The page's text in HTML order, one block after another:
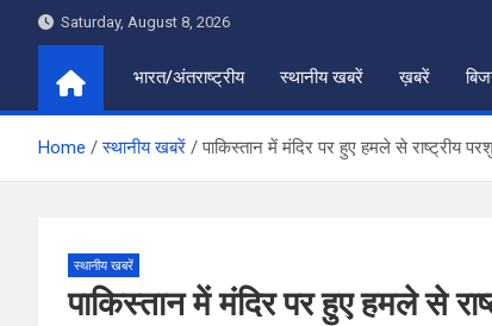
Saturday, August 8, 2026
भारत/अंतराष्ट्रीय स्थानीय खबरें ख़बरें
Home स्थानीय खबरें पाकिस्तान में मंदिर पर हुए हमले से राष्ट्रीय
स्थानीय खबरें
पाकिस्तान में मंदिर पर हुए हमले से